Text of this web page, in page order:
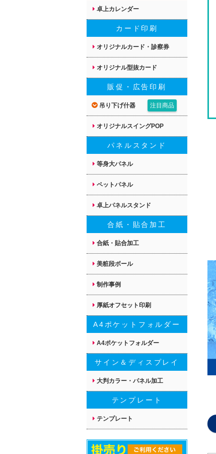
卓上カレンダー
カード印刷
オリジナルカード・診察券
オリジナル型抜カード
販促・広告印刷
吊り下げ什器 注目商品
オリジナルスイングPOP
パネルスタンド
等身大パネル
ペットパネル
卓上パネルスタンド
合紙・貼合加工
合紙・貼合加工
美粧段ボール
制作事例
厚紙オフセット印刷
A4ポケットフォルダー
A4ポケットフォルダー
サイン＆ディスプレイ
大判カラー・パネル加工
テンプレート
テンプレート